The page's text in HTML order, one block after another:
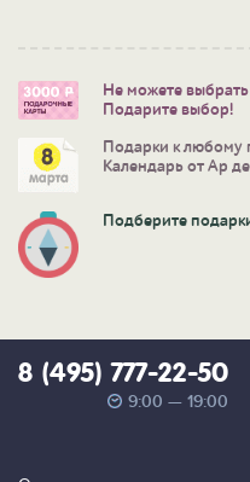
Не можете
Подарите выбор!
Подарки к любому
Календарь от Ар
Подберите
8 (495) 777-22-50
9:00 — 19:00